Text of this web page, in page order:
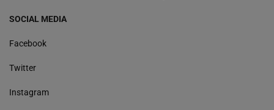
SOCIAL MEDIA
Facebook
Twitter
Instagram